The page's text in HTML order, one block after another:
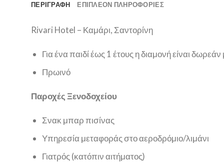
ΠΕΡΙΓΡΑΦΉ ΕΠΙΠΛΈΟΝ ΠΛΗΡΟΦΟΡΊΕΣ
Rivari Hotel – Καμάρι, Σαντορίνη
Για ένα παιδί έως 1 έτους η διαμονή είναι
Πρωινό
Παροχές Ξενοδοχείου
Σνακ μπαρ πισίνας
Υπηρεσία μεταφοράς στο αεροδρόμιο/λιμάνι
Γιατρός (κατόπιν αιτήματος)